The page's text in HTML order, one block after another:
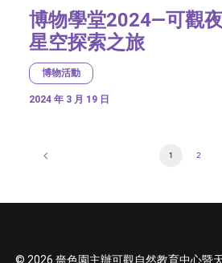
博物學堂2024—可觀
星空探索之旅
博物活動
2024 年 3 月 19 日
1 2
© 2026 嗇色園主辦可觀自然教育中心暨